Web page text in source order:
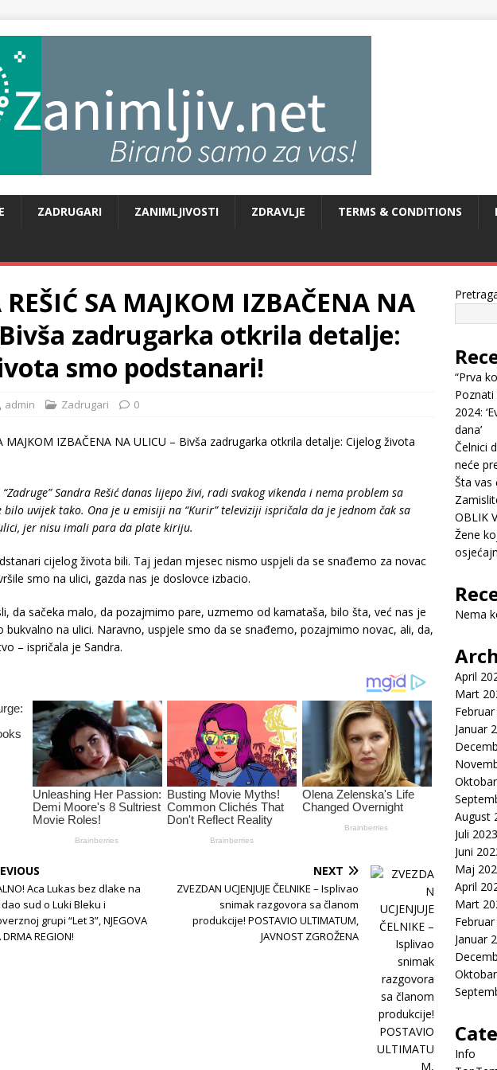
ZADRUGARI ZANIMLJIVOSTI ZDRAVLJE TERMS & CONDITIONS
SA MAJKOM IZBAČENA NA
Bivša zadrugarka otkrila detalje:
smo podstanari!
admin Zadrugari 0
Sandra Rešić danas lijepo živi, radi svakog vikenda i nema problem sa
bilo uvijek tako. Ona je u emisiji na “Kurir” televiziji ispričala da je jednom čak sa
jer nisu imali para da plate kiriju.
cijelog života bili. Taj jedan mjesec nismo uspjeli da se snađemo za novac
smo na ulici, gazda nas je doslovce izbacio.
da sačeka malo, da pozajmimo pare, uzmemo od kamataša, bilo šta, već nas je
bukvalno na ulici. Naravno, uspjele smo da se snađemo, pozajmimo novac, ali, da,
– ispričala je Sandra.
Aca Lukas bez dlake na
sud o Luki Bleku i
grupi “Let 3”, NJEGOVA
DRMA REGION!
NEXT
ZVEZDAN UCJENJUJE ČELNIKE – Isplivao
snimak razgovora sa članom
produkcije! POSTAVIO ULTIMATUM,
JAVNOST ZGROŽENA
“Prva
2024:
dana’
Čelnici
neće
Šta vas
OBLIK
Žene
Nema
April
Mart
Januar
August
Juli 2023
Juni
Maj
April
Mart
Januar
Info